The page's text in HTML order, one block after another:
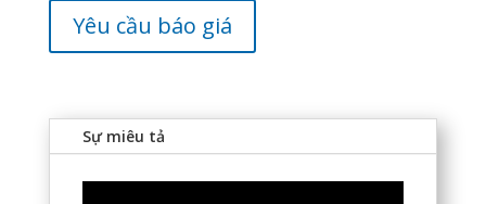
Yêu cầu báo giá
Sự miêu tả